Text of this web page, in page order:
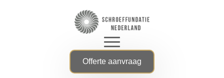
Offerte aanvraag
Downloads en white